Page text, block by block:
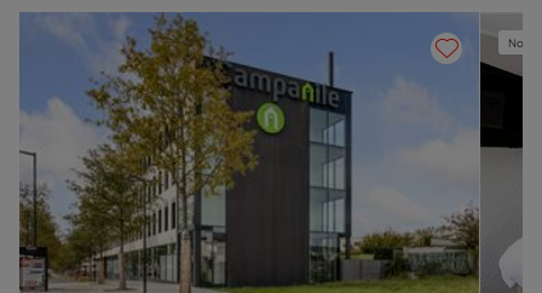
Hôtels Rennes Hôtels Saint Jouan Des
Saint Martin Des
Champs
Hôtels Saint-Brieuc
Hôtels Saint-Malo Hôtels Taden
Hôtels Tregueux Hôtels Vannes